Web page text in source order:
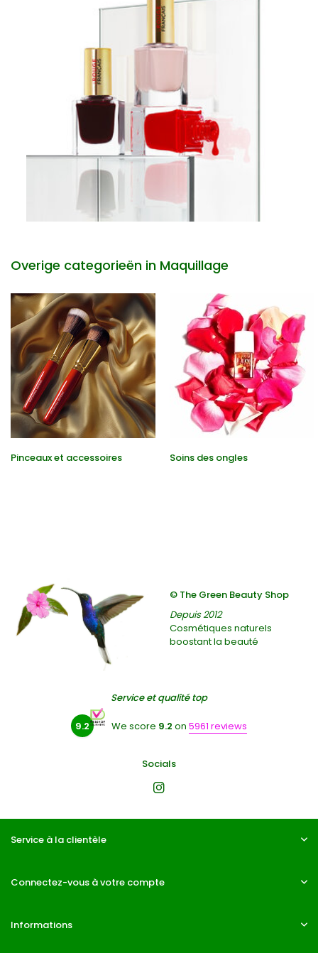
Overige categorieën in Maquillage
Pinceaux et accessoires Soins des ongles
© The Green Beauty Shop
Depuis 2012
Cosmétiques naturels
boostant la beauté
Service et qualité top
9.2 We score 9.2 on 5961 reviews
Socials
Service à la clientèle
Connectez-vous à votre compte
Informations